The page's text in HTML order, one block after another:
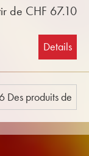
de CHF 67.10
Details
Des produits de